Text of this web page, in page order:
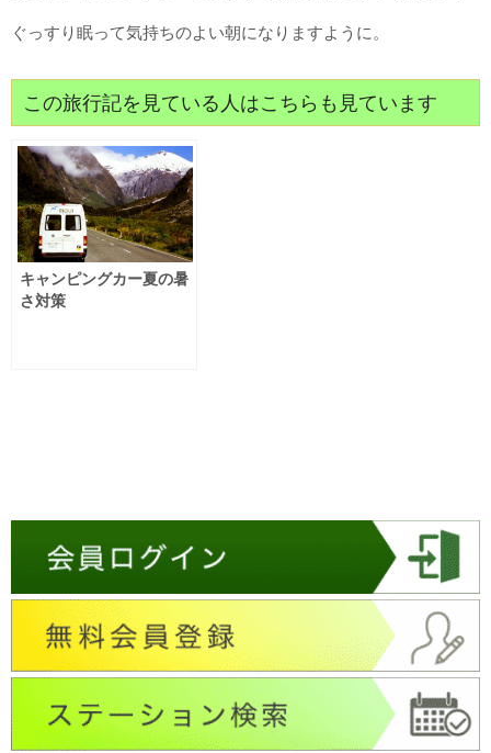
ぐっすり眠って気持ちのよい朝になりますように。
この旅行記を見ている人はこちらも見ています
キャンピングカー夏の暑
さ対策